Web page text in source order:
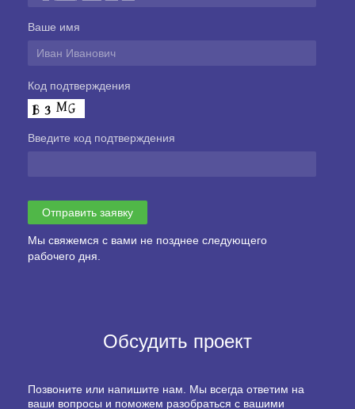
Ваше имя
Код подтверждения
Введите код подтверждения
Мы свяжемся с вами не позднее следующего
рабочего дня.
Обсудить проект
Позвоните или напишите нам. Мы всегда ответим на
ваши вопросы и поможем разобраться с вашими